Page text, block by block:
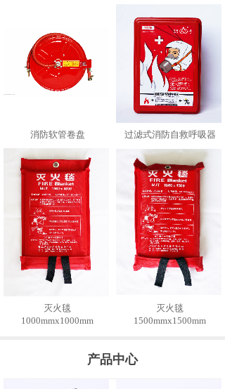
消防软管卷盘 过滤式消防自救呼吸器
灭火毯
1000mmx1000mm
灭火毯
1500mmx1500mm
产品中心